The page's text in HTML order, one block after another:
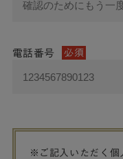
電話番号 必須
※ご記入いただく個